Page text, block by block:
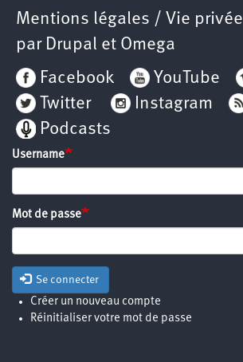
Mentions légales / Vie privée
par Drupal et Omega
Facebook
YouTube
Twitter
Instagram
Podcasts
Username
Mot de passe
Se connecter
Créer un nouveau compte
Réinitialiser votre mot de passe